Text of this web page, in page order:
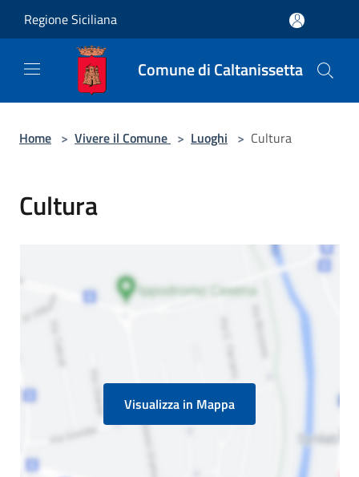
Regione Siciliana
Comune di Caltanissetta
Home > Vivere il Comune > Luoghi > Cultura
Cultura
Visualizza in Mappa